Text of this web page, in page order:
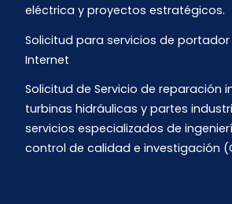
eléctrica y proyectos estratégicos.
Solicitud para servicios de
Internet
Solicitud de Servicio de reparación
turbinas hidráulicas y partes
servicios especializados de
control de calidad e investigación